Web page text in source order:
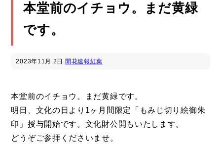
本堂前のイチョウ。まだ黄緑
です。
2023年11月 2日 開花速報紅葉
本堂前のイチョウ。まだ黄緑です。
明日、文化の日より1ヶ月間限定「もみじ切り絵御朱
印」授与開始です。文化財公開もいたします。
どうぞご参拝くださいませ。